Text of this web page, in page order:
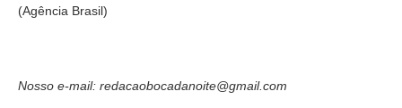
(Agência Brasil)
Nosso e-mail: redacaobocadanoite@gmail.com